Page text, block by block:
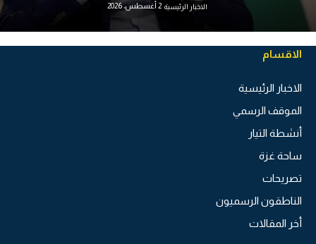
الاخبار الرئيسية 2 أغسطس، 2026
الاقسام
الاخبار الرئيسية
الموقف الرسمي
أنشطة التيار
ساحة غزة
تصريحات
الناطقون الرسميون
أخر المقالات